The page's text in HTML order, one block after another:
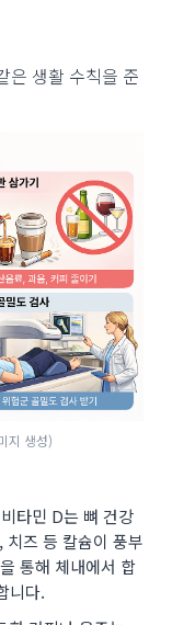
은 생활 수칙을 준
지 생성)
타민 D는 뼈 건강
치즈 등 칼슘이 풍부
통해 체내에서 합
니다.